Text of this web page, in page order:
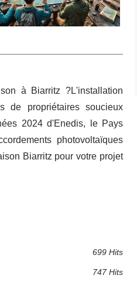
à Biarritz ?L'installation
de propriétaires soucieux
2024 d'Enedis, le Pays
photovoltaïques
Biarritz pour votre projet
699 Hits
747 Hits